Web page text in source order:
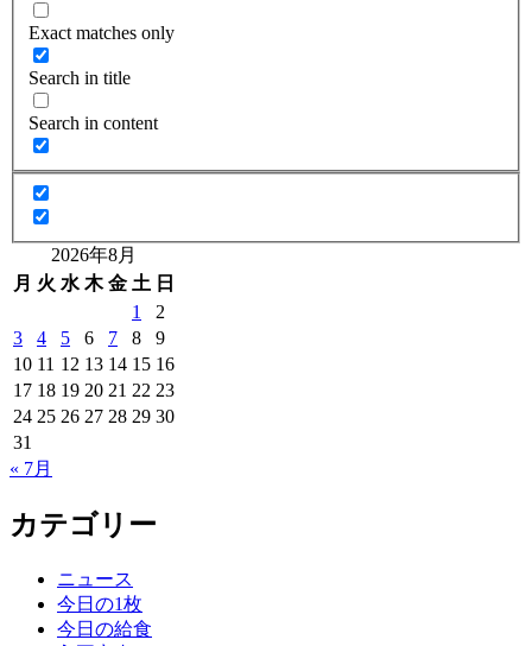
Exact matches only
Search in title
Search in content
2026年8月
月 火 水 木 金 土 日
1
2
3
4 5 6 7 8
9
10 11 12 13 14 15 16
17 18 19 20 21 22 23
24 25 26 27 28 29 30
31
« 7月
カテゴリー
ニュース
今日の1枚
今日の給食